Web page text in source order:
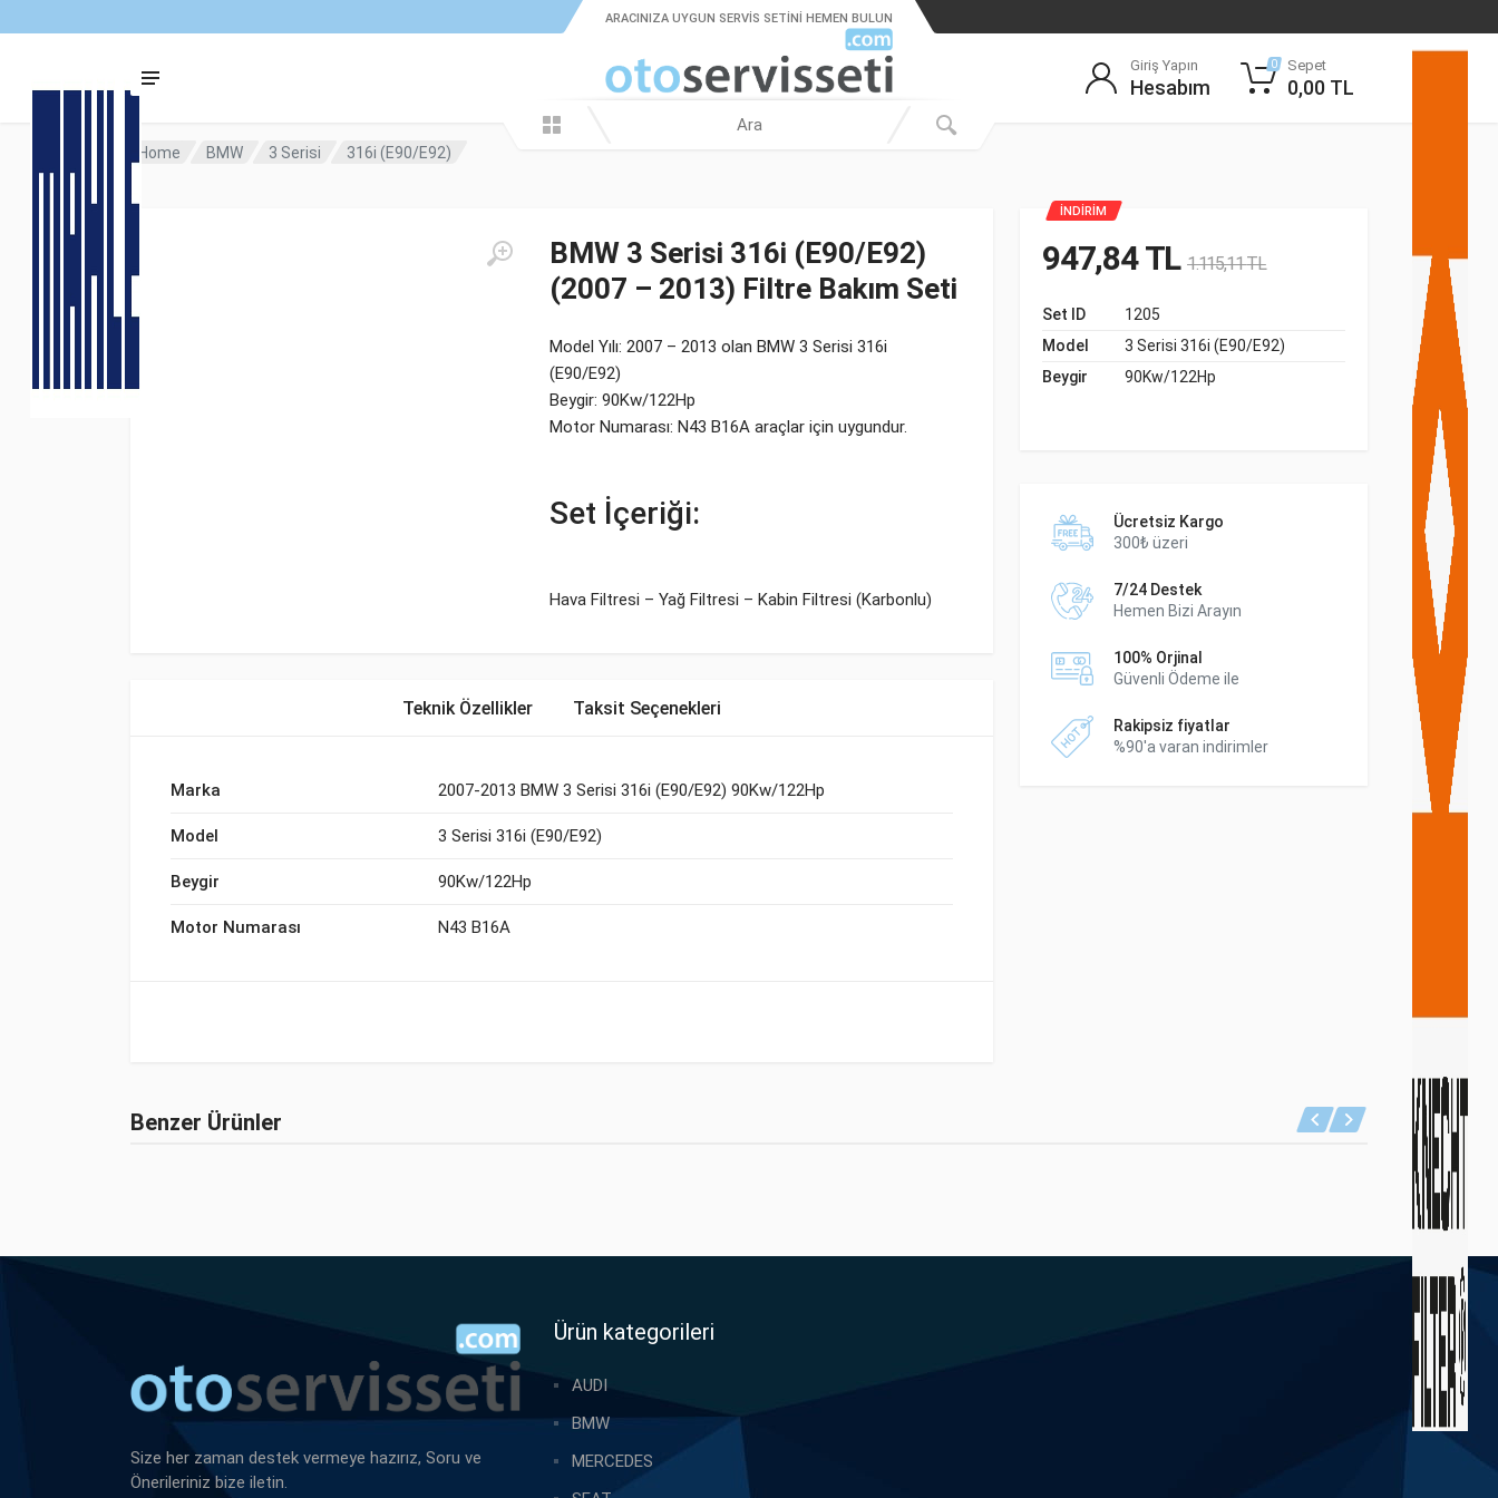
ARACINIZA UYGUN SERVIS SETINI HEMEN BULUN
Giriş Yapın
Hesabım
0 Sepet
0,00 TL
Home BMW 3 Serisi 316i (E90/E92)
BMW 3 Serisi 316i (E90/E92)
(2007 – 2013) Filtre Bakım Seti
Model Yılı: 2007 – 2013 olan BMW 3 Serisi 316i
(E90/E92)
Beygir: 90Kw/122Hp
Motor Numarası: N43 B16A araçlar için uygundur.
Set İçeriği:
Hava Filtresi – Yağ Filtresi – Kabin Filtresi (Karbonlu)
İNDİRİM
947,84TL 1.115,11TL
Set ID
1205
Model
3 Serisi 316i (E90/E92)
Beygir
90Kw/122Hp
Ücretsiz Kargo
300₺ üzeri
7/24 Destek
Hemen Bizi Arayın
100% Orjinal
Güvenli Ödeme ile
Rakipsiz fiyatlar
%90'a varan indirimler
Teknik Özellikler Taksit Seçenekleri
Marka 2007-2013 BMW 3 Serisi 316i (E90/E92) 90Kw/122Hp
Model 3 Serisi 316i (E90/E92)
Beygir 90Kw/122Hp
Motor Numarası N43 B16A
Benzer Ürünler
Size her zaman destek vermeye hazırız, Soru ve
Önerileriniz bize iletin.
Ürün kategorileri
AUDI
BMW
MERCEDES